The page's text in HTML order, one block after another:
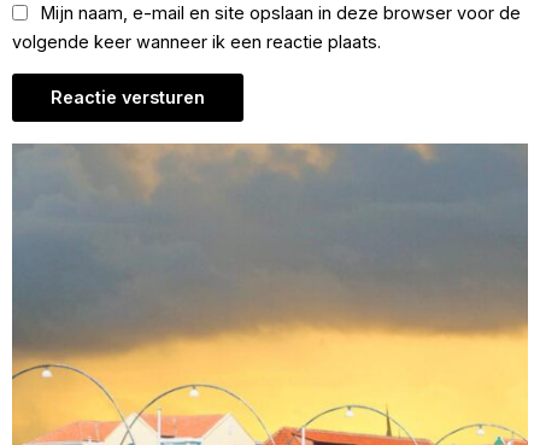
Mijn naam, e-mail en site opslaan in deze browser voor de
volgende keer wanneer ik een reactie plaats.